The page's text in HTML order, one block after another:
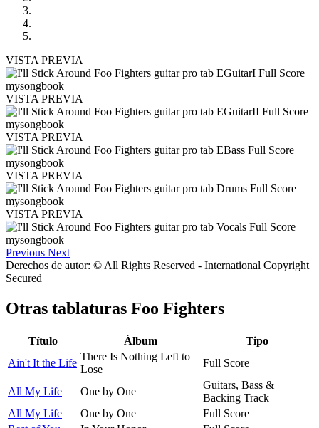
VISTA PREVIA
VISTA PREVIA
VISTA PREVIA
VISTA PREVIA
VISTA PREVIA
Previous Next
Derechos de autor: © All Rights Reserved - International Copyright
Secured
Otras tablaturas Foo Fighters
Título Álbum
Tipo
Ain't It the Life
There Is Nothing Left to
Lose
Full Score
All My Life One by One
Guitars, Bass &
Backing Track
All My Life
One by One
Full Score